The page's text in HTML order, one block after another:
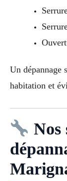
Un dépannage
habitation et
Nos